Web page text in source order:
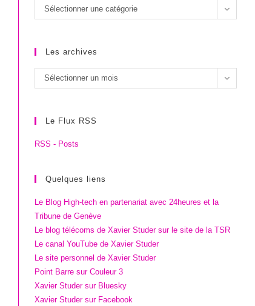
Les
catégories
Sélectionner une catégorie
Les archives
Les
archives
Sélectionner un mois
Le Flux RSS
RSS - Posts
Quelques liens
Le Blog High-tech en partenariat avec 24heures et la
Tribune de Genève
Le blog télécoms de Xavier Studer sur le site de la TSR
Le canal YouTube de Xavier Studer
Le site personnel de Xavier Studer
Point Barre sur Couleur 3
Xavier Studer sur Bluesky
Xavier Studer sur Facebook